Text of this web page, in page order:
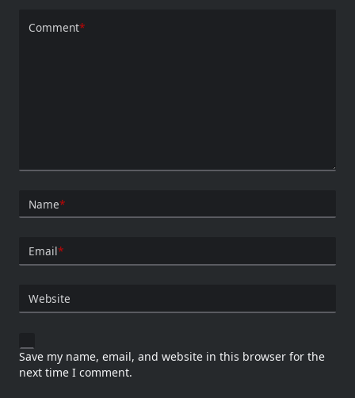
Comment*
Name*
Email*
Website
Save my name, email, and website in this browser for the
next time I comment.